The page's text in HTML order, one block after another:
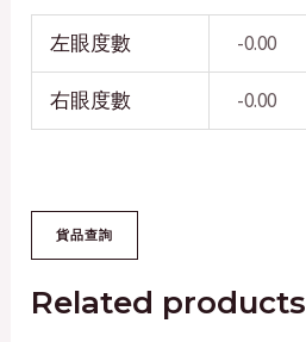
左眼度數 -0.00
右眼度數 -0.00
Related products